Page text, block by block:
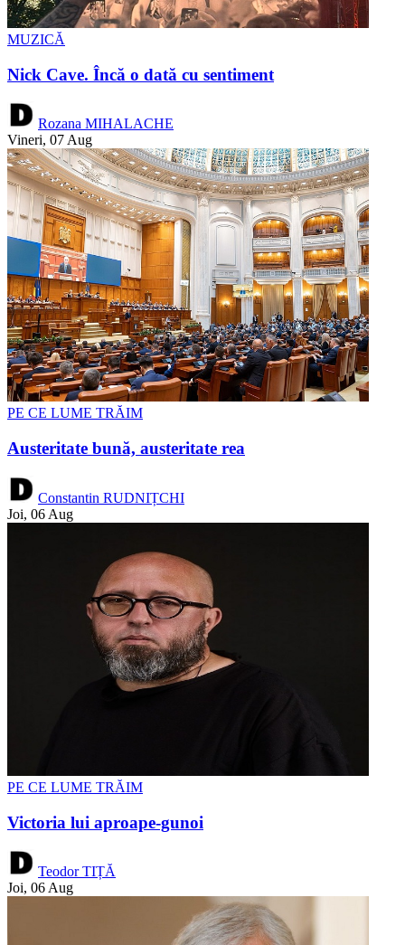
MUZICĂ
Nick Cave. Încă o dată cu sentiment
Rozana MIHALACHE
Vineri, 07 Aug
PE CE LUME TRĂIM
Austeritate bună, austeritate rea
Constantin RUDNIȚCHI
Joi, 06 Aug
PE CE LUME TRĂIM
Victoria lui aproape-gunoi
Teodor TIȚĂ
Joi, 06 Aug